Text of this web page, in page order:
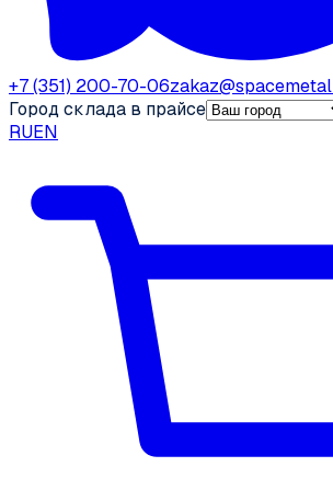
+7 (351) 200-70-06
Город склада в прайсе
RUEN